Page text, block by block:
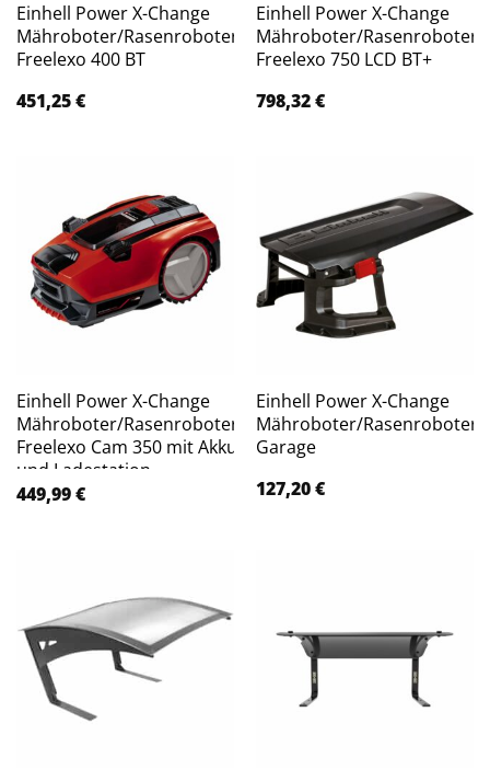
Einhell Power X-Change
Mähroboter/Rasenroboter
Freelexo 400 BT
451,25€
Einhell Power X-Change
Mähroboter/Rasenroboter
Freelexo 750 LCD BT+
798,32€
Einhell Power X-Change
Mähroboter/Rasenroboter
Freelexo Cam 350 mit Akku
und Ladestation
449,99€
Einhell Power X-Change
Mähroboter/Rasenroboter-
Garage
127,20€